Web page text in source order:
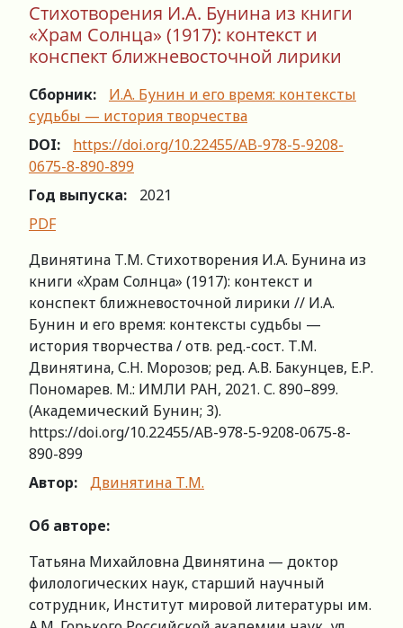
Стихотворения И.А. Бунина из книги
«Храм Солнца» (1917): контекст и
конспект ближневосточной лирики
Сборник:
И.А. Бунин и его время: контексты
судьбы — история творчества
DOI:
https://doi.org/10.22455/AB-978-5-9208-
0675-8-890-899
Год выпуска:
2021
PDF
Двинятина Т.М. Стихотворения И.А. Бунина из
книги «Храм Солнца» (1917): контекст и
конспект ближневосточной лирики // И.А.
Бунин и его время: контексты судьбы —
история творчества / отв. ред.-сост. Т.М.
Двинятина, С.Н. Морозов; ред. А.В. Бакунцев, Е.Р.
Пономарев. М.: ИМЛИ РАН, 2021. С. 890–899.
(Академический Бунин; 3).
https://doi.org/10.22455/AB-978-5-9208-0675-8-
890-899
Автор:
Двинятина Т.М.
Об авторе:
Татьяна Михайловна Двинятина — доктор
филологических наук, старший научный
сотрудник, Институт мировой литературы им.